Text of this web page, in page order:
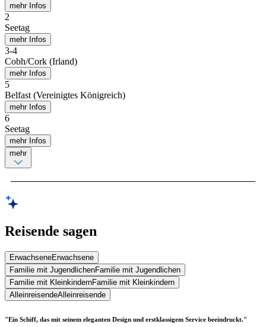
mehr Infos
2
Seetag
mehr Infos
3-4
Cobh/Cork (Irland)
mehr Infos
5
Belfast (Vereinigtes Königreich)
mehr Infos
6
Seetag
mehr Infos
mehr
Reisende sagen
ErwachseneErwachsene
Familie mit JugendlichenFamilie mit Jugendlichen
Familie mit KleinkindernFamilie mit Kleinkindern
AlleinreisendeAlleinreisende
"Ein Schiff, das mit seinem eleganten Design und erstklassigem Service beeindruckt."